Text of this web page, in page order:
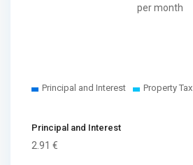
per month
Principal and Interest Property Tax
Principal and Interest
2.91 €